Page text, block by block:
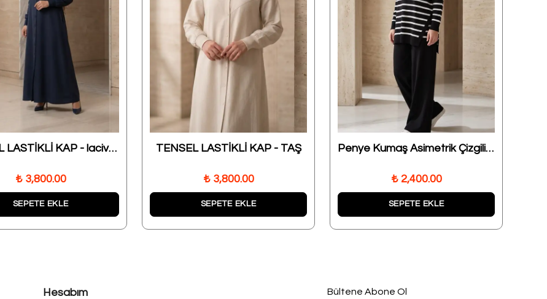
TENSEL LASTİKLİ KAP - lacivert
₺ 3,800.00
SEPETE EKLE
TENSEL LASTİKLİ KAP - TAŞ
₺ 3,800.00
SEPETE EKLE
Penye Kumaş Asimetrik Çizgili Takım - SİYAH
₺ 2,400.00
SEPETE EKLE
Hesabım Bültene Abone Ol